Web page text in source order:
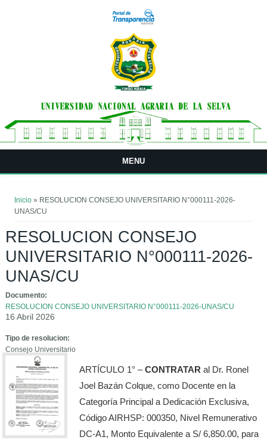
MENU
Inicio » RESOLUCION CONSEJO UNIVERSITARIO N°000111-2026-
UNAS/CU
RESOLUCION CONSEJO
UNIVERSITARIO N°000111-2026-
UNAS/CU
Documento:
RESOLUCION CONSEJO UNIVERSITARIO N°000111-2026-UNAS/CU
16 Abril 2026
Tipo de resolucion:
Consejo Universitario
ARTÍCULO 1° –CONTRATAR al Dr. Ronel
Joel Bazán Colque, como Docente en la
Categoría Principal a Dedicación Exclusiva,
Código AIRHSP: 000350, Nivel Remunerativo
DC-A1, Monto Equivalente a S/ 6,850.00, para